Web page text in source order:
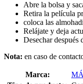
Abre la bolsa y
Retira la película
coloca las
Relájate y deja
Desechar después
Nota: en caso de
Marca: